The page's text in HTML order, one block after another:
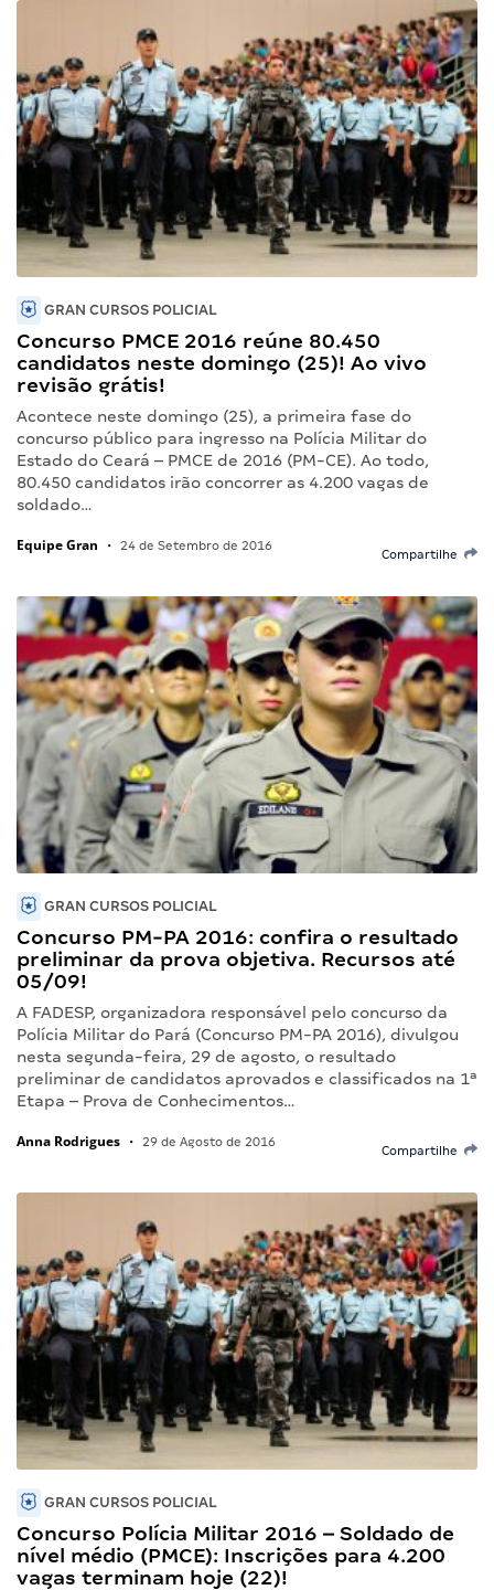
GRAN CURSOS POLICIAL
Concurso PMCE 2016 reúne 80.450
candidatos neste domingo (25)! Ao vivo
revisão grátis!
Acontece neste domingo (25), a primeira fase do
concurso público para ingresso na Polícia Militar do
Estado do Ceará – PMCE de 2016 (PM-CE). Ao todo,
80.450 candidatos irão concorrer as 4.200 vagas de
soldado…
Equipe Gran • 24 de Setembro de 2016
Compartilhe
GRAN CURSOS POLICIAL
Concurso PM-PA 2016: confira o resultado
preliminar da prova objetiva. Recursos até
05/09!
A FADESP, organizadora responsável pelo concurso da
Polícia Militar do Pará (Concurso PM-PA 2016), divulgou
nesta segunda-feira, 29 de agosto, o resultado
preliminar de candidatos aprovados e classificados na 1ª
Etapa – Prova de Conhecimentos…
Anna Rodrigues • 29 de Agosto de 2016
Compartilhe
GRAN CURSOS POLICIAL
Concurso Polícia Militar 2016 – Soldado de
nível médio (PMCE): Inscrições para 4.200
vagas terminam hoje (22)!